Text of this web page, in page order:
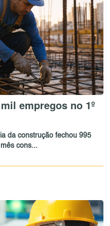
empregos no 1º
da construção fechou 995
cons...